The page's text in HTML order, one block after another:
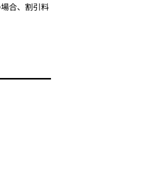
合、割引料